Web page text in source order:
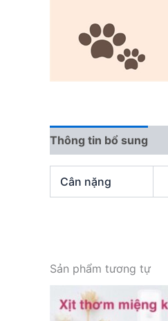
Thông tin bổ sung
Cân nặng
Sản phẩm tương tự